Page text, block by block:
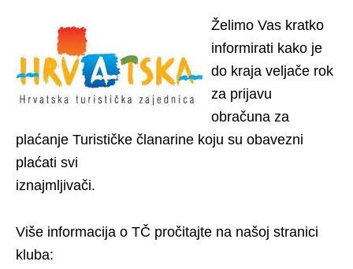
Želimo Vas kratko
informirati kako je
do kraja veljače rok
za prijavu
obračuna za
plaćanje Turističke članarine koju su obavezni
plaćati svi
iznajmljivači.
Više informacija o TČ pročitajte na našoj stranici
kluba: